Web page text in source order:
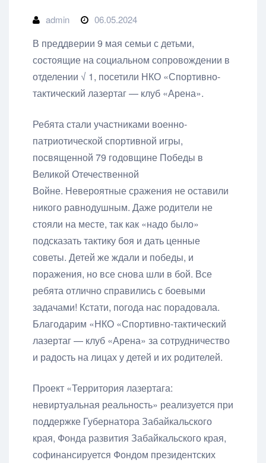
admin 06.05.2024
В преддверии 9 мая семьи с детьми,
состоящие на социальном сопровождении в
отделении √ 1, посетили НКО «Спортивно-
тактический лазертаг — клуб «Арена».
Ребята стали участниками военно-
патриотической спортивной игры,
посвященной 79 годовщине Победы в
Великой Отечественной
Войне. Невероятные сражения не оставили
никого равнодушным. Даже родители не
стояли на месте, так как «надо было»
подсказать тактику боя и дать ценные
советы. Детей же ждали и победы, и
поражения, но все снова шли в бой. Все
ребята отлично справились с боевыми
задачами! Кстати, погода нас порадовала.
Благодарим «НКО «Спортивно-тактический
лазертаг — клуб «Арена» за сотрудничество
и радость на лицах у детей и их родителей.
Проект «Территория лазертага:
невиртуальная реальность» реализуется при
поддержке Губернатора Забайкальского
края, Фонда развития Забайкальского края,
софинансируется Фондом президентских